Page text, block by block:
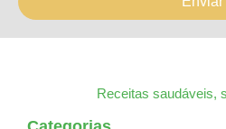
Receitas saudáveis,